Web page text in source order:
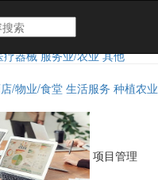
货3C/手机/家电
疗器械服务业/农业其他
/物业/食堂 生活服务 种植农业
项目管理